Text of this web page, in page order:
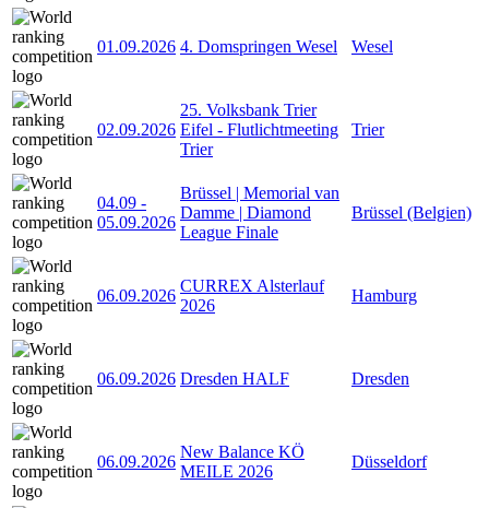
01.09.2026 4. Domspringen Wesel Wesel
02.09.2026
25. Volksbank Trier
Eifel - Flutlichtmeeting
Trier
Trier
04.09 -
05.09.2026
Brüssel | Memorial van
Damme | Diamond
League Finale
Brüssel (Belgien)
06.09.2026
CURREX Alsterlauf
2026
Hamburg
06.09.2026 Dresden HALF Dresden
06.09.2026
New Balance KÖ
MEILE 2026
Düsseldorf